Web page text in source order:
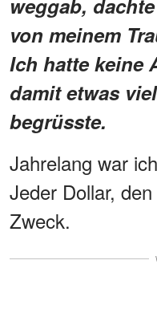
von meinem
Ich hatte keine
damit etwas
begrüsste.
Jahrelang war
Jeder Dollar,
Zweck.